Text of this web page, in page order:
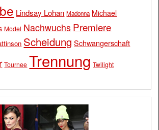
Lindsay Lohan Madonna Michael
Model Nachwuchs Premiere
Scheidung Schwangerschaft
Tournee Trennung Twilight